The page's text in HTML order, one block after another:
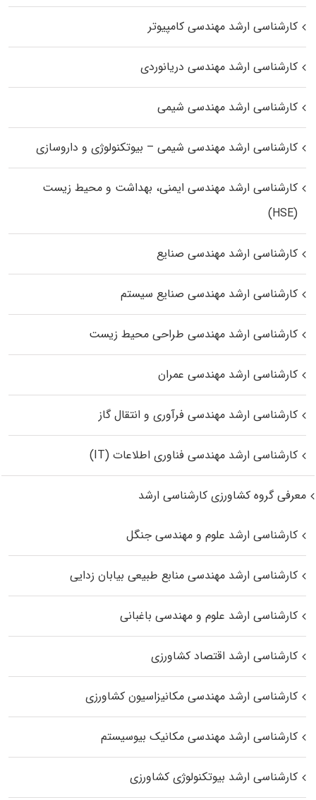
کارشناسی ارشد مهندسی کامپیوتر
کارشناسی ارشد مهندسی دریانوردی
کارشناسی ارشد مهندسی شیمی
کارشناسی ارشد مهندسی شیمی – بیوتکنولوژی و داروسازی
کارشناسی ارشد مهندسی ایمنی، بهداشت و محیط زیست
(HSE)
کارشناسی ارشد مهندسی صنایع
کارشناسی ارشد مهندسی صنایع سیستم
کارشناسی ارشد مهندسی طراحی محیط زیست
کارشناسی ارشد مهندسی عمران
کارشناسی ارشد مهندسی فرآوری و انتقال گاز
کارشناسی ارشد مهندسی فناوری اطلاعات (IT)
معرفی گروه کشاورزی کارشناسی ارشد
کارشناسی ارشد علوم و مهندسی جنگل
کارشناسی ارشد مهندسی منابع طبیعی بیابان زدایی
کارشناسی ارشد علوم و مهندسی باغبانی
کارشناسی ارشد اقتصاد کشاورزی
کارشناسی ارشد مهندسی مکانیزاسیون کشاورزی
کارشناسی ارشد مهندسی مکانیک بیوسیستم
کارشناسی ارشد بیوتکنولوژی کشاورزی